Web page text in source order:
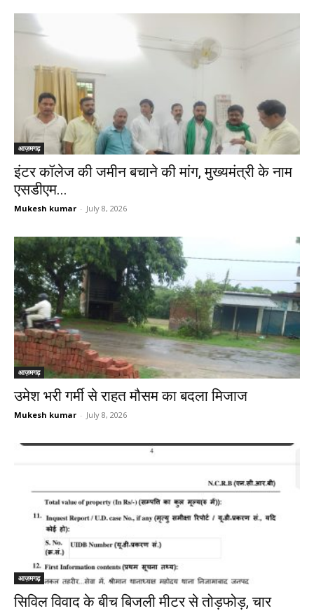
आज़मगढ़
इंटर कॉलेज की जमीन बचाने की मांग, मुख्यमंत्री के नाम
एसडीएम...
Mukesh kumar - July 8, 2026
आज़मगढ़
उमेश भरी गर्मी से राहत मौसम का बदला मिजाज
Mukesh kumar - July 8, 2026
आज़मगढ़
सिविल विवाद के बीच बिजली मीटर से तोड़फोड़, चार